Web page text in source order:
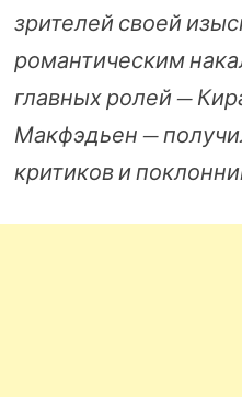
зрителей своей
романтическим
главных ролей —
Макфэдьен —
критиков и